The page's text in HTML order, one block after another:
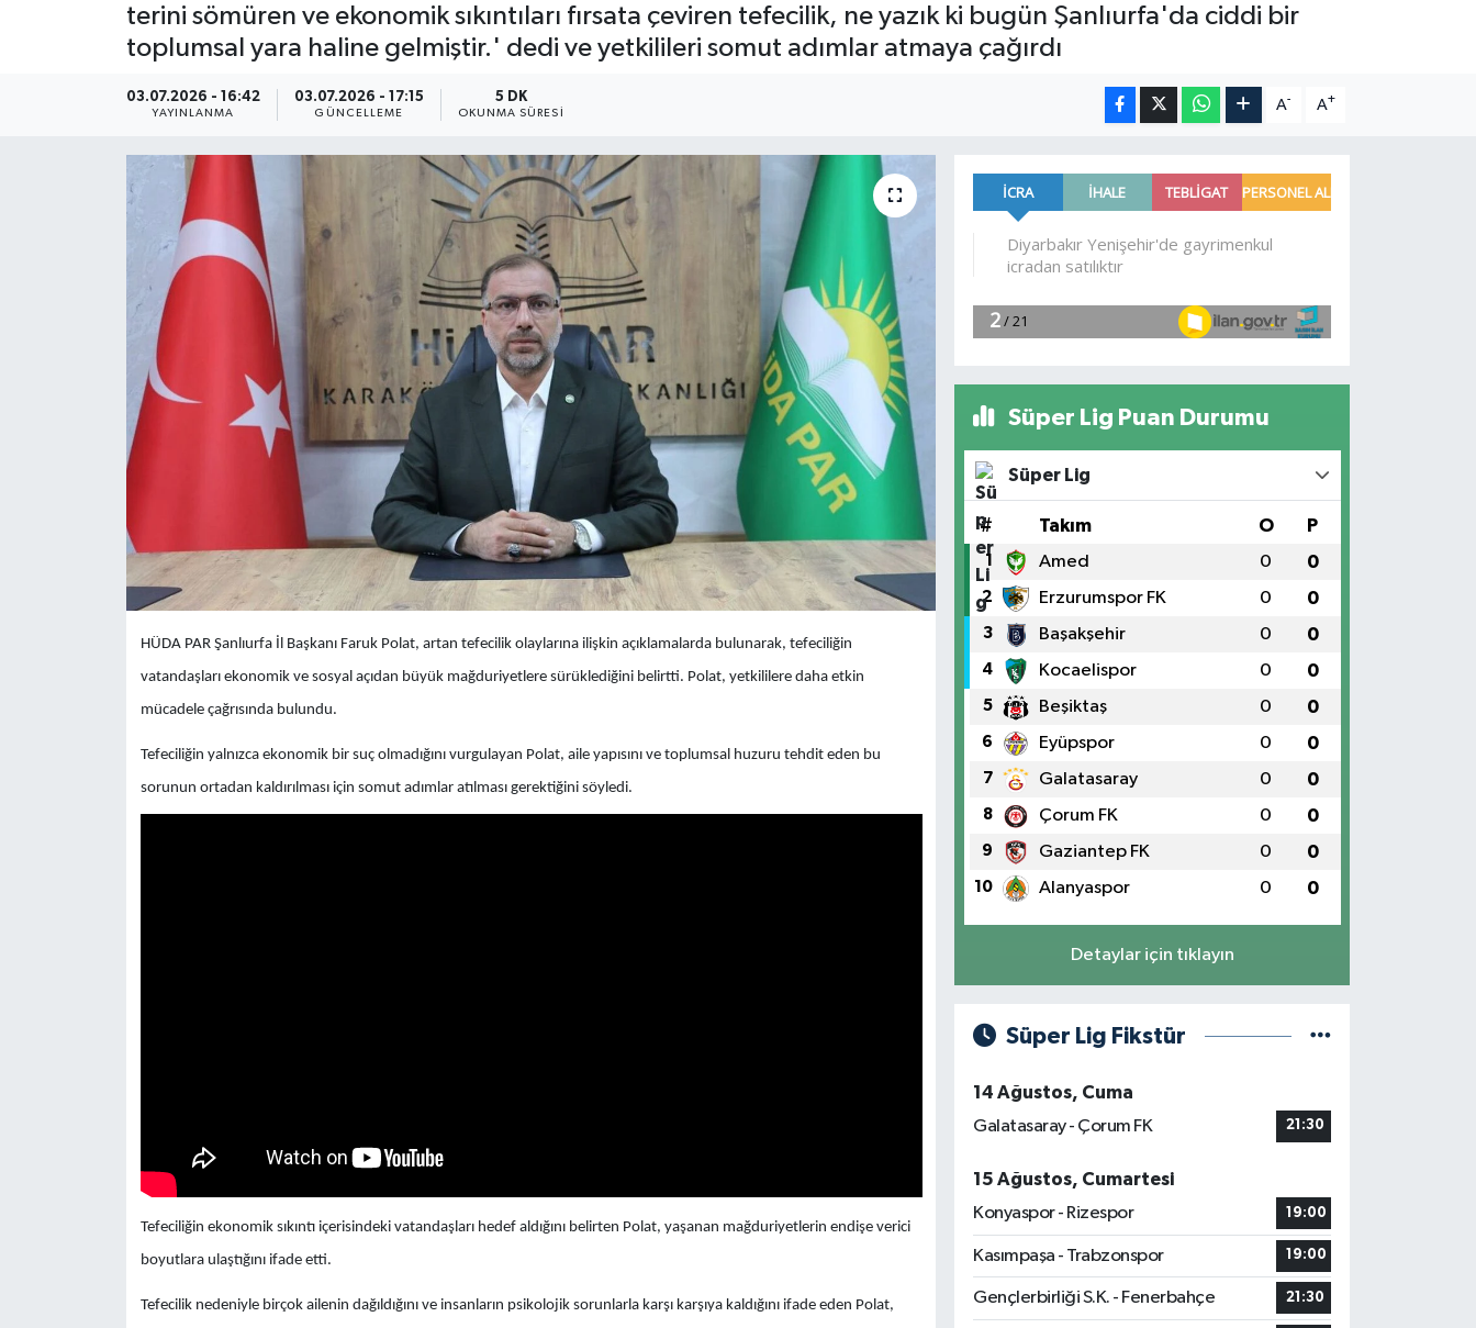
terini sömüren ve ekonomik sıkıntıları fırsata çeviren tefecilik, ne yazık ki bugün Şanlıurfa'da ciddi bir
toplumsal yara haline gelmiştir.' dedi ve yetkilileri somut adımlar atmaya çağırdı
03.07.2026 - 16:42
YAYINLANMA
03.07.2026 - 17:15
GÜNCELLEME
5 DK
OKUNMA SÜRESI
A- A+
HÜDA PAR Şanlıurfa İl Başkanı Faruk Polat, artan tefecilik olaylarına ilişkin açıklamalarda bulunarak, tefeciliğin
vatandaşları ekonomik ve sosyal açıdan büyük mağduriyetlere sürüklediğini belirtti. Polat, yetkililere daha etkin
mücadele çağrısında bulundu.
Tefeciliğin yalnızca ekonomik bir suç olmadığını vurgulayan Polat, aile yapısını ve toplumsal huzuru tehdit eden bu
sorunun ortadan kaldırılması için somut adımlar atılması gerektiğini söyledi.
Tefeciliğin ekonomik sıkıntı içerisindeki vatandaşları hedef aldığını belirten Polat, yaşanan mağduriyetlerin endişe verici
boyutlara ulaştığını ifade etti.
Tefecilik nedeniyle birçok ailenin dağıldığını ve insanların psikolojik sorunlarla karşı karşıya kaldığını ifade eden Polat,
Süper Lig Puan Durumu
Süper Lig
# Takım O P
1 Amed 0 0
2 Erzurumspor FK 0 0
3 Başakşehir 0 0
4 Kocaelispor 0 0
5 Beşiktaş 0 0
6 Eyüpspor 0 0
7 Galatasaray 0 0
8 Çorum FK 0 0
9 Gaziantep FK 0 0
10 Alanyaspor 0 0
Detaylar için tıklayın
Süper Lig Fikstür
14 Ağustos, Cuma
Galatasaray - Çorum FK
21:30
15 Ağustos, Cumartesi
Konyaspor - Rizespor
19:00
Kasımpaşa - Trabzonspor 19:00
Gençlerbirliği S.K. - Fenerbahçe 21:30
Bi̇li̇m & Teknoloji̇